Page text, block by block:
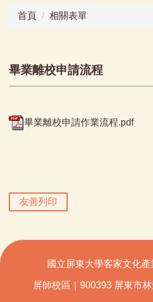
首頁 相關表單
畢業離校申請流程
畢業離校申請作業流程.pdf
友善列印
國立屏東大學客家文化
屏師校區｜900393 屏東市